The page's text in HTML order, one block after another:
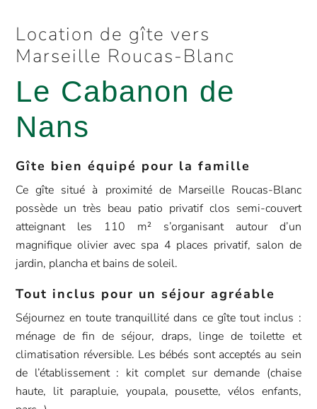
Location de gîte vers
Marseille Roucas-Blanc
Le Cabanon de
Nans
Gîte bien équipé pour la famille
Ce gîte situé à proximité de Marseille Roucas-Blanc
possède un très beau patio privatif clos semi-couvert
atteignant les 110 m² s’organisant autour d’un
magnifique olivier avec spa 4 places privatif, salon de
jardin, plancha et bains de soleil.
Tout inclus pour un séjour agréable
Séjournez en toute tranquillité dans ce gîte tout inclus :
ménage de fin de séjour, draps, linge de toilette et
climatisation réversible. Les bébés sont acceptés au sein
de l’établissement : kit complet sur demande (chaise
haute, lit parapluie, youpala, pousette, vélos enfants,